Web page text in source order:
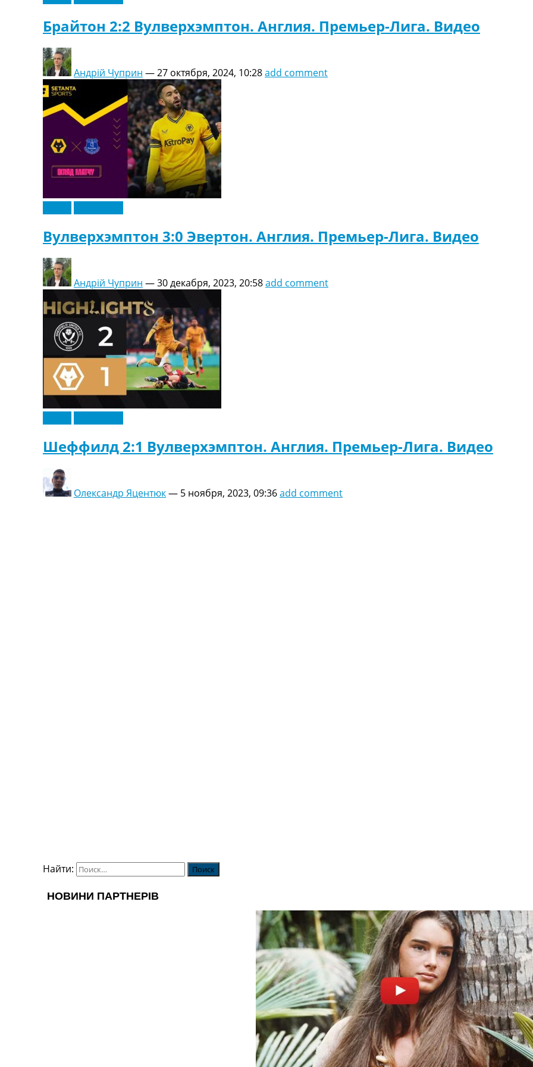
Брайтон 2:2 Вулверхэмптон. Англия. Премьер-Лига. Видео
Андрій Чуприн —27 октября, 2024, 10:28add comment
Вулверхэмптон 3:0 Эвертон. Англия. Премьер-Лига. Видео
Андрій Чуприн —30 декабря, 2023, 20:58add comment
Шеффилд 2:1 Вулверхэмптон. Англия. Премьер-Лига. Видео
Олександр Яцентюк— 5 ноября, 2023, 09:36add comment
Найти: